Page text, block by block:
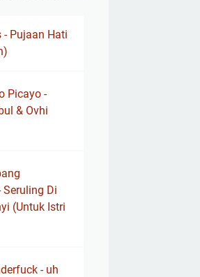
- Pujaan Hati
Picayo -
& Ovhi
Seruling Di
(Untuk Istri
- uh